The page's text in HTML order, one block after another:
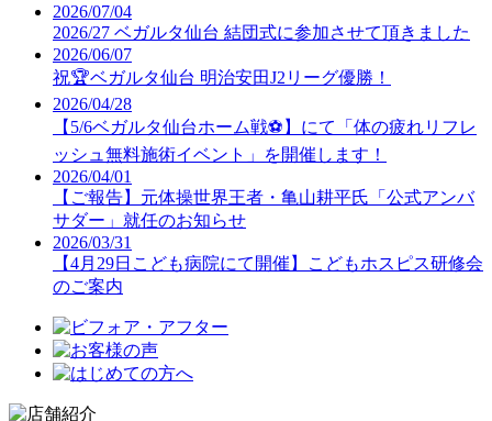
2026/07/04
2026/27 ベガルタ仙台 結団式に参加させて頂きました
2026/06/07
祝🏆ベガルタ仙台 明治安田J2リーグ優勝！
2026/04/28
【5/6ベガルタ仙台ホーム戦⚽】にて「体の疲れリフレ
ッシュ無料施術イベント」を開催します！
2026/04/01
【ご報告】元体操世界王者・亀山耕平氏「公式アンバ
サダー」就任のお知らせ
2026/03/31
【4月29日こども病院にて開催】こどもホスピス研修会
のご案内